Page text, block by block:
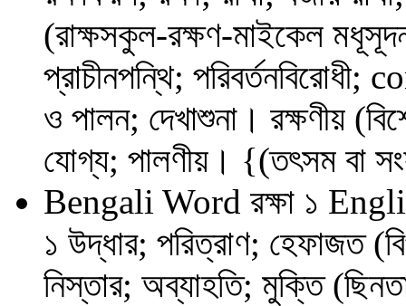
(রাক্ষসকুল-রক্ষণ-মাইকেল
প্রাচীনপন্থি; পরিবর্তনবিরোধী;
ও পালন; দেখাশুনা। রক্ষণীয়
যোগ্য; পালণীয়। {(তৎসম বা
Bengali Word রক্ষা ১
১ উদ্ধার; পরিত্রাণ; হেফাজত
নিস্তার; অব্যাহতি; মুক্তি